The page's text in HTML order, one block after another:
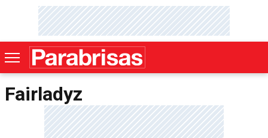
Fairladyz